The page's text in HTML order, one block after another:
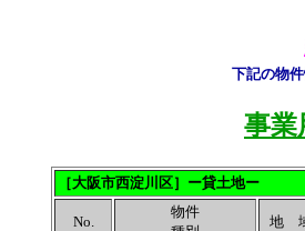
下記の物
事業
［大阪市西淀川区］ー貸土地ー
No.
物件
地